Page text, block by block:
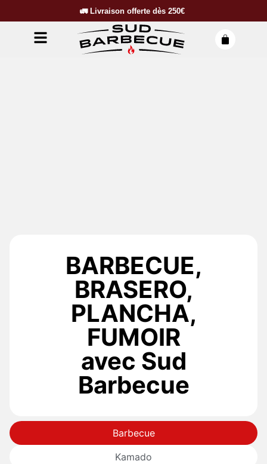
🚛 Livraison offerte dès 250€
BARBECUE,
BRASERO,
PLANCHA,
FUMOIR
avec Sud
Barbecue
Barbecue
Kamado